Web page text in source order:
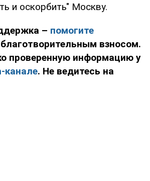
и оскорбить" Москву.
– помогите
благотворительным взносом.
проверенную информацию у
канале. Не ведитесь на